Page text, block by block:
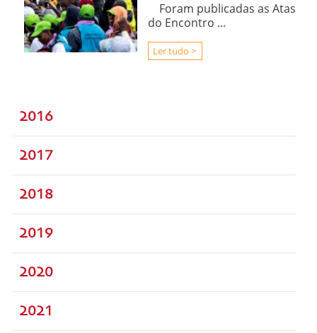
Foram publicadas as Atas
do Encontro ...
Ler tudo >
2016
2017
2018
2019
2020
2021